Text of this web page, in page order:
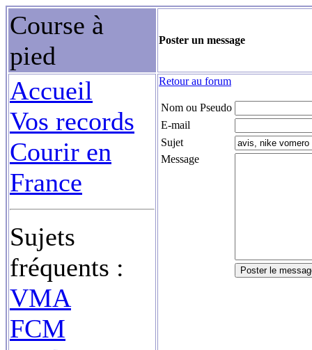
Course à
pied
Poster un message
Accueil
Vos records
Courir en
France
Sujets
fréquents :
VMA
FCM
Retour au forum
Nom ou Pseudo
E-mail
Sujet
Message